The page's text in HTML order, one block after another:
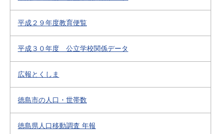
平成２９年度教育便覧
平成３０年度 公立学校関係データ
広報とくしま
徳島市の人口・世帯数
徳島県人口移動調査 年報